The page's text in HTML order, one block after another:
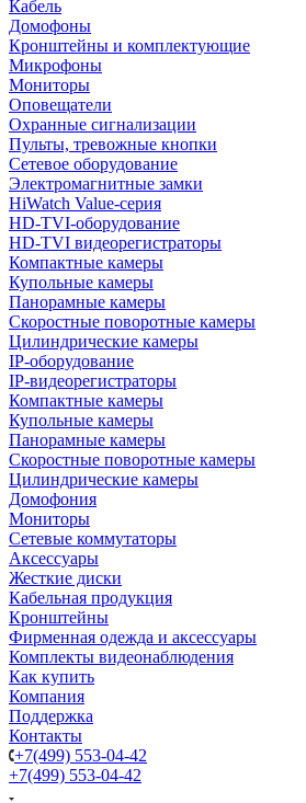
Кабель
Домофоны
Кронштейны и комплектующие
Микрофоны
Мониторы
Оповещатели
Охранные сигнализации
Пульты, тревожные кнопки
Сетевое оборудование
Электромагнитные замки
HiWatch Value-серия
HD-TVI-оборудование
HD-TVI видеорегистраторы
Компактные камеры
Купольные камеры
Панорамные камеры
Скоростные поворотные камеры
Цилиндрические камеры
IP-оборудование
IP-видеорегистраторы
Компактные камеры
Купольные камеры
Панорамные камеры
Скоростные поворотные камеры
Цилиндрические камеры
Домофония
Мониторы
Сетевые коммутаторы
Аксессуары
Жесткие диски
Кабельная продукция
Кронштейны
Фирменная одежда и аксессуары
Комплекты видеонаблюдения
Как купить
Компания
Поддержка
Контакты
+7(499) 553-04-42
+7(499) 553-04-42